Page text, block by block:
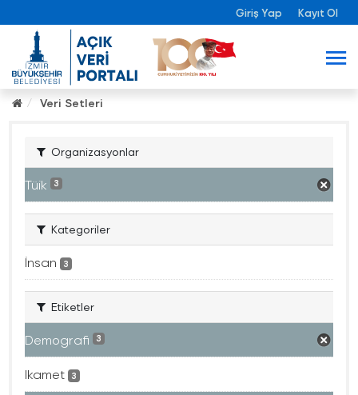
Giriş Yap Kayıt Ol
Veri Setleri
Organizasyonlar
Tüik 3
Kategoriler
İnsan 3
Etiketler
Demografi 3
Ikamet 3